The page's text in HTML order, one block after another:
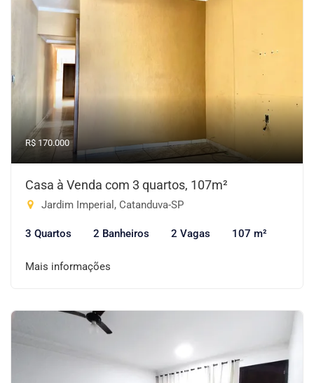
R$ 170.000
Casa à Venda com 3 quartos, 107m²
Jardim Imperial, Catanduva-SP
3 Quartos 2 Banheiros 2 Vagas 107 m²
Mais informações